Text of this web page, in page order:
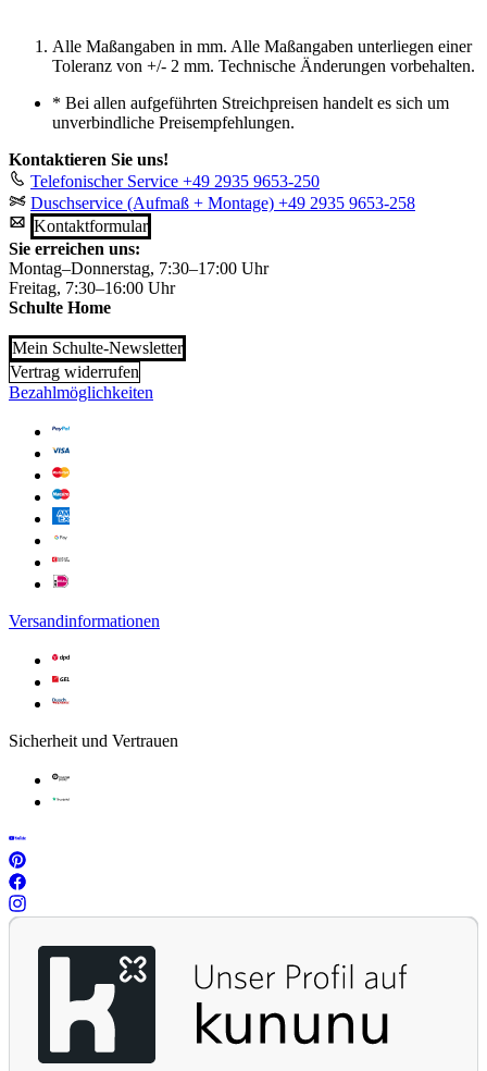
Alle Maßangaben in mm. Alle Maßangaben unterliegen einer
Toleranz von +/- 2 mm. Technische Änderungen vorbehalten.
* Bei allen aufgeführten Streichpreisen handelt es sich um
unverbindliche Preisempfehlungen.
Kontaktieren Sie uns!
Telefonischer Service +49 2935 9653-250
Duschservice (Aufmaß + Montage) +49 2935 9653-258
Kontaktformular
Sie erreichen uns:
Montag–Donnerstag, 7:30–17:00 Uhr
Freitag, 7:30–16:00 Uhr
Schulte Home
Mein Schulte-Newsletter
Vertrag widerrufen
Bezahlmöglichkeiten
Versandinformationen
Sicherheit und Vertrauen